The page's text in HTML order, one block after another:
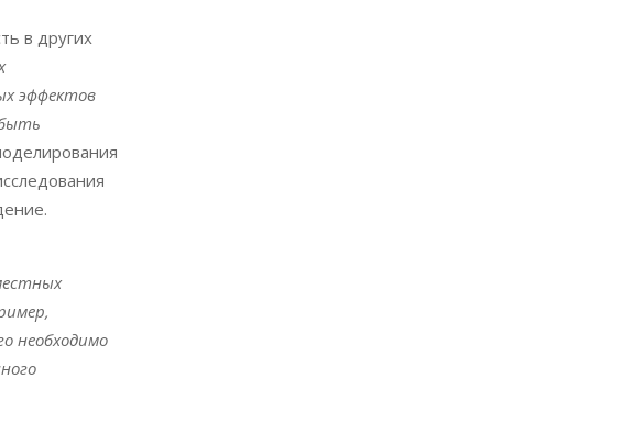
в других
эффектов
необходимо